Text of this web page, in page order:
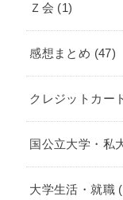
Ｚ会 (1)
感想まとめ (47)
クレジットカー
国公立大学・私
大学生活・就職